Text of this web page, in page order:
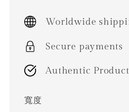
price
Worldwide
Secure payments
Authentic
寬度